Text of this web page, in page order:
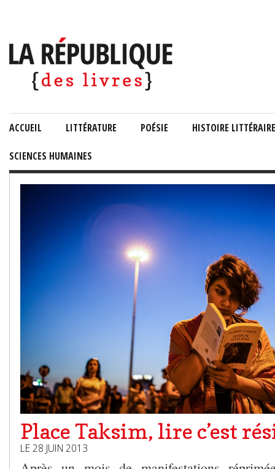
ACCUEIL LITTÉRATURE POÉSIE HISTOIRE LITTÉRAIRE
SCIENCES HUMAINES
Place Taksim, lire c’est
LE 28 JUIN 2013